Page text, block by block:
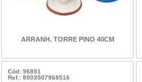
ARRANH. TORRE PINO 40CM
Cód: 96851
Ref.: 8003507968516